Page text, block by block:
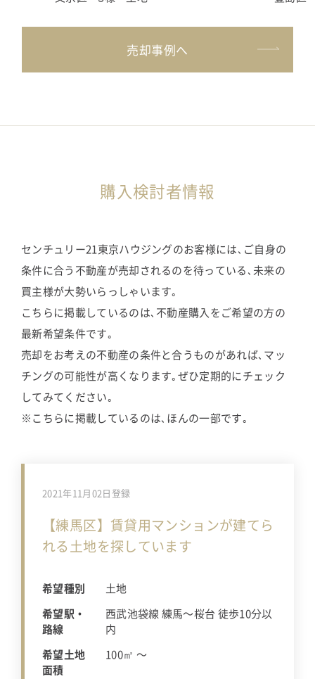
売却事例へ
購入検討者情報
センチュリー21東京ハウジングのお客様には､ご自身の
条件に合う不動産が売却されるのを待っている､未来の
買主様が大勢いらっしゃいます｡
こちらに掲載しているのは､不動産購入をご希望の方の
最新希望条件です｡
売却をお考えの不動産の条件と合うものがあれば､マッ
チングの可能性が高くなります｡ぜひ定期的にチェック
してみてください｡
※こちらに掲載しているのは､ほんの一部です｡
2021年11月02日登録
【練馬区】賃貸用マンションが建てら
れる土地を探しています
希望種別
土地
希望駅・
路線
西武池袋線 練馬〜桜台 徒歩10分以
内
希望土地
面積
100㎡ 〜